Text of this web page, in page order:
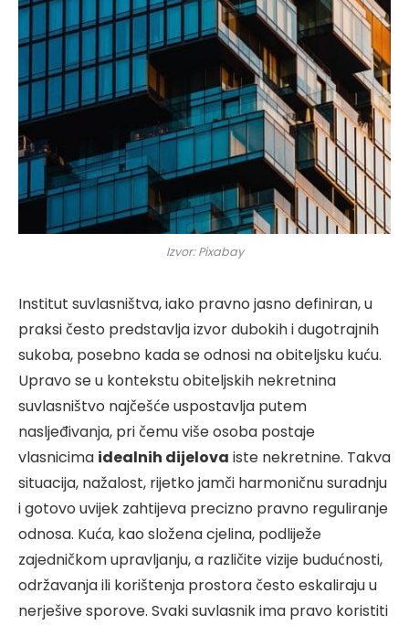
Izvor: Pixabay
Institut suvlasništva, iako pravno jasno definiran, u
praksi često predstavlja izvor dubokih i dugotrajnih
sukoba, posebno kada se odnosi na obiteljsku kuću.
Upravo se u kontekstu obiteljskih nekretnina
suvlasništvo najčešće uspostavlja putem
nasljeđivanja, pri čemu više osoba postaje
vlasnicima idealnih dijelova iste nekretnine. Takva
situacija, nažalost, rijetko jamči harmoničnu suradnju
i gotovo uvijek zahtijeva precizno pravno reguliranje
odnosa. Kuća, kao složena cjelina, podliježe
zajedničkom upravljanju, a različite vizije budućnosti,
održavanja ili korištenja prostora često eskaliraju u
nerješive sporove. Svaki suvlasnik ima pravo koristiti